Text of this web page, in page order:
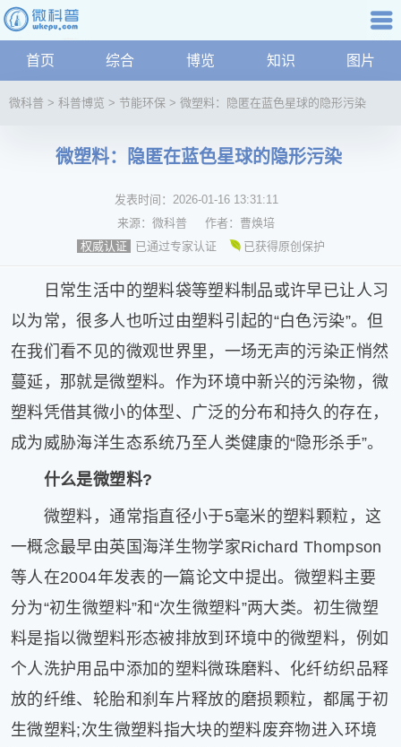
科普知识 航
首页 综合 博览 知识 图片
科
技
文
化
健
康
人
物
活
百
言
趣
微科普 > 科普博览 > 节能环保 > 微塑料：隐匿在蓝色星球的隐形污染
微塑料：隐匿在蓝色星球的隐形污染
发表时间： 2026-01-16 13:31:11
来源： 微科普 作者： 曹焕培
权威认证
已通过专家认证 已获得原创保护
日常生活中的塑料袋等塑料制品或许早已让人习
以为常，很多人也听过由塑料引起的“白色污染”。但
在我们看不见的微观世界里，一场无声的污染正悄然
蔓延，那就是微塑料。作为环境中新兴的污染物，微
塑料凭借其微小的体型、广泛的分布和持久的存在，
成为威胁海洋生态系统乃至人类健康的“隐形杀手”。
什么是微塑料?
微塑料，通常指直径小于5毫米的塑料颗粒，这
一概念最早由英国海洋生物学家Richard Thompson
等人在2004年发表的一篇论文中提出。微塑料主要
分为“初生微塑料”和“次生微塑料”两大类。初生微塑
料是指以微塑料形态被排放到环境中的微塑料，例如
个人洗护用品中添加的塑料微珠磨料、化纤纺织品释
放的纤维、轮胎和刹车片释放的磨损颗粒，都属于初
生微塑料;次生微塑料指大块的塑料废弃物进入环境